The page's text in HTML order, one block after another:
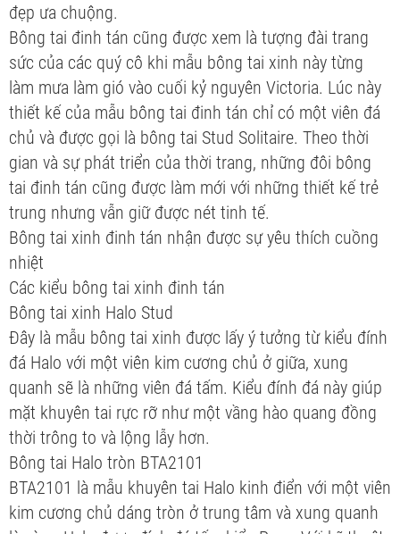
đẹp ưa chuộng.
Bông tai đinh tán cũng được xem là tượng đài trang
sức của các quý cô khi mẫu bông tai xinh này từng
làm mưa làm gió vào cuối kỷ nguyên Victoria. Lúc này
thiết kế của mẫu bông tai đinh tán chỉ có một viên đá
chủ và được gọi là bông tai Stud Solitaire. Theo thời
gian và sự phát triển của thời trang, những đôi bông
tai đinh tán cũng được làm mới với những thiết kế trẻ
trung nhưng vẫn giữ được nét tinh tế.
Bông tai xinh đinh tán nhận được sự yêu thích cuồng
nhiệt
Các kiểu bông tai xinh đinh tán
Bông tai xinh Halo Stud
Đây là mẫu bông tai xinh được lấy ý tưởng từ kiểu đính
đá Halo với một viên kim cương chủ ở giữa, xung
quanh sẽ là những viên đá tấm. Kiểu đính đá này giúp
mặt khuyên tai rực rỡ như một vầng hào quang đồng
thời trông to và lộng lẫy hơn.
Bông tai Halo tròn BTA2101
BTA2101 là mẫu khuyên tai Halo kinh điển với một viên
kim cương chủ dáng tròn ở trung tâm và xung quanh